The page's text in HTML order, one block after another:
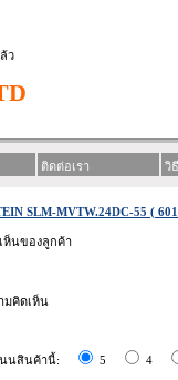
ติดต่อเรา วิ
SLM-MVTW.24DC-55 (
ห็นของลูกค้า
มคิดเห็น
นนสินค้านี้: 5 4